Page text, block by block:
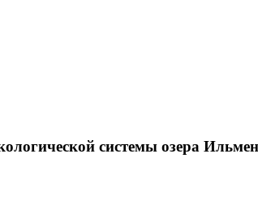
системы озера